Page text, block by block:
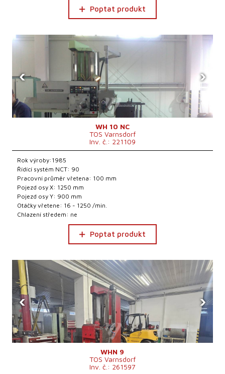
Poptat produkt
‹ ›
WH 10 NC
TOS Varnsdorf
Inv. č.: 221109
Rok výroby:1985
Řídící systém NCT: 90
Pracovní průměr vřetena: 100 mm
Pojezd osy X: 1250 mm
Pojezd osy Y: 900 mm
Otáčky vřetene: 16 - 1250 /min.
Chlazení středem: ne
Poptat produkt
‹ ›
WHN 9
TOS Varnsdorf
Inv. č.: 261597